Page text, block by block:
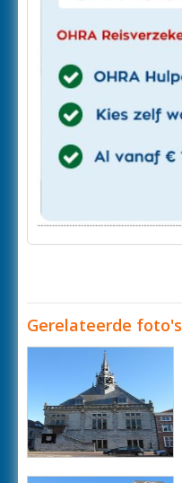
Gerelateerde foto's